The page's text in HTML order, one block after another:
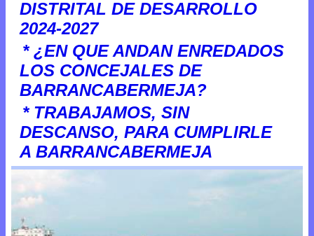
DISTRITAL DE DESARROLLO
2024-2027
* ¿EN QUE ANDAN ENREDADOS
LOS CONCEJALES DE
BARRANCABERMEJA?
* TRABAJAMOS, SIN
DESCANSO, PARA CUMPLIRLE
A BARRANCABERMEJA